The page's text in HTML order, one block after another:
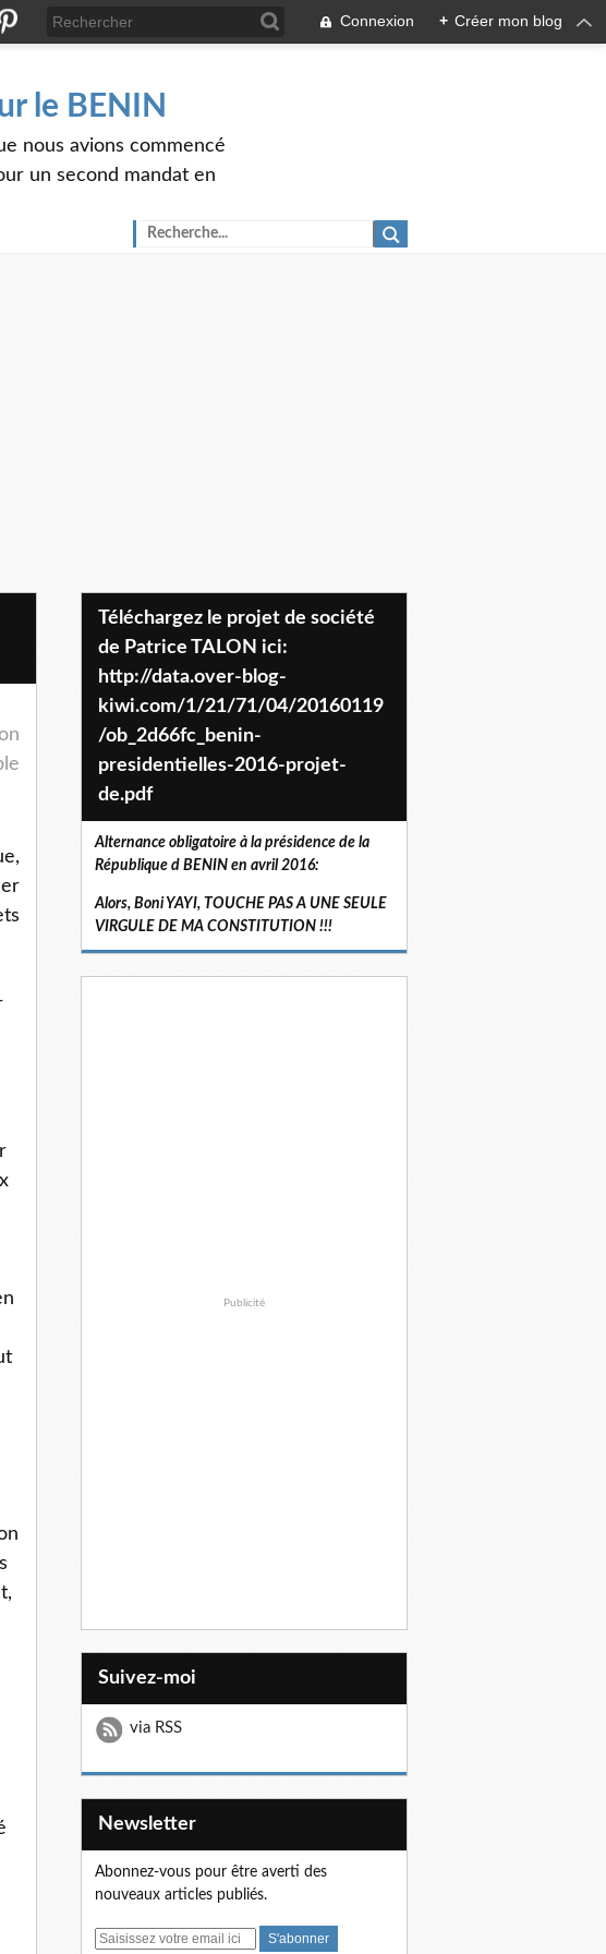
Connexion + Créer mon blog
le BENIN
nous avions commencé
un second mandat en
Téléchargez le projet de société
de Patrice TALON ici:
http://data.over-blog-
kiwi.com/1/21/71/04/20160119
/ob_2d66fc_benin-
presidentielles-2016-projet-
de.pdf
Alternance obligatoire à la présidence de la
République d BENIN en avril 2016:
Alors, Boni YAYI, TOUCHE PAS A UNE SEULE
VIRGULE DE MA CONSTITUTION !!!
Publicité
Suivez-moi
via RSS
Newsletter
Abonnez-vous pour être averti des
nouveaux articles publiés.
E